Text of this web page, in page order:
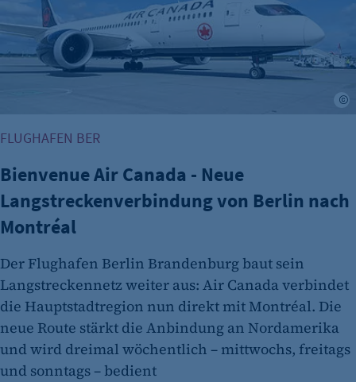
FLUGHAFEN BER
Bienvenue Air Canada - Neue
Langstreckenverbindung von Berlin nach
Montréal
Der Flughafen Berlin Brandenburg baut sein
Langstreckennetz weiter aus: Air Canada verbindet
die Hauptstadtregion nun direkt mit Montréal. Die
neue Route stärkt die Anbindung an Nordamerika
und wird dreimal wöchentlich – mittwochs, freitags
und sonntags – bedient